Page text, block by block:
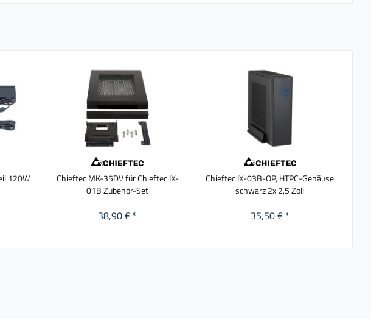
120W
Chieftec MK-35DV für Chieftec IX-
01B Zubehör-Set
38,90 € *
Chieftec IX-03B-OP, HTPC-Gehäuse
schwarz 2x 2,5 Zoll
35,50 € *